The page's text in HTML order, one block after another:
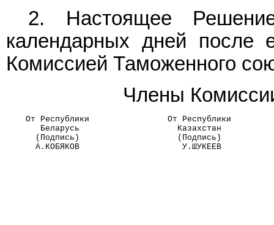
2. Настоящее
календарных дней после
Комиссией Таможенного
Члены
От Республики                От Республики
Беларусь                    Казахстан
(Подпись)                    (Подпись)
А.КОБЯКОВ                     У.ШУКЕЕВ